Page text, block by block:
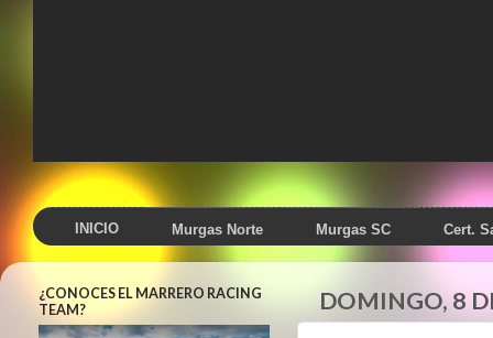
INICIO Murgas Norte Murgas SC Cert.
DOMINGO, 8
¿CONOCES EL MARRERO RACING
TEAM?